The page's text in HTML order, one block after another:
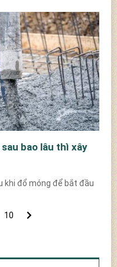
bao lâu thì xây
khi đổ móng để bắt đầu
10